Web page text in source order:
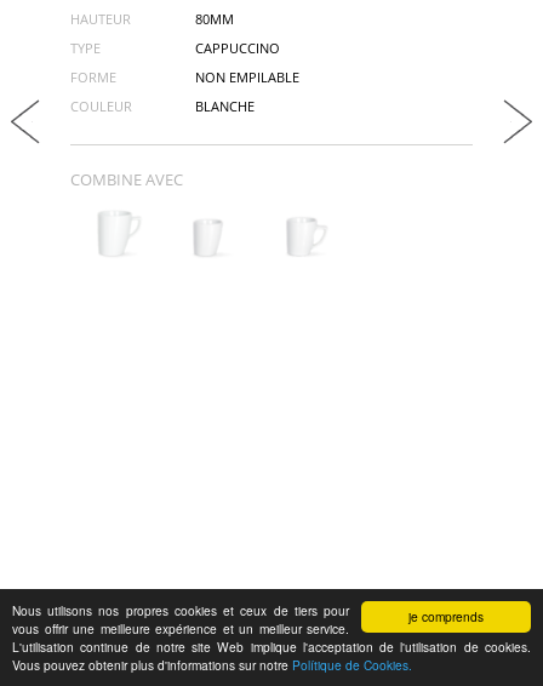
je comprends
Nous utilisons nos propres cookies et ceux de tiers pour
vous offrir une meilleure expérience et un meilleur service.
L'utilisation continue de notre site Web implique l'acceptation de l'utilisation de cookies.
Vous pouvez obtenir plus d'informations sur notre Polítique de Cookies.
HAUTEUR
80MM
TYPE
CAPPUCCINO
FORME
NON EMPILABLE
COULEUR
BLANCHE
COMBINE AVEC